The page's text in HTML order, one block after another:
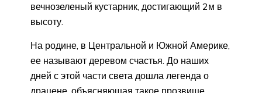
вечнозеленый кустарник, достигающий 2м в
высоту.
На родине, в Центральной и Южной Америке,
ее называют деревом счастья. До наших
дней с этой части света дошла легенда о